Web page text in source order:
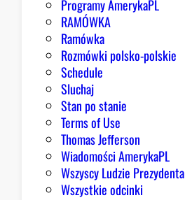
Programy AmerykaPL
RAMÓWKA
Ramówka
Rozmówki polsko-polskie
Schedule
Sluchaj
Stan po stanie
Terms of Use
Thomas Jefferson
Wiadomości AmerykaPL
Wszyscy Ludzie Prezydenta
Wszystkie odcinki